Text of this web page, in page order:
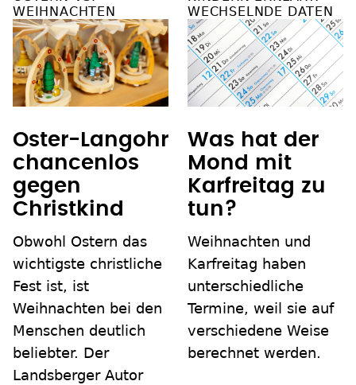
WEIHNACHTEN
Oster-Langohr
chancenlos
gegen
Christkind
Obwohl Ostern das
wichtigste christliche
Fest ist, ist
Weihnachten bei den
Menschen deutlich
beliebter. Der
Landsberger Autor
WECHSELNDE DATEN
Was hat der
Mond mit
Karfreitag zu
tun?
Weihnachten und
Karfreitag haben
unterschiedliche
Termine, weil sie auf
verschiedene Weise
berechnet werden.